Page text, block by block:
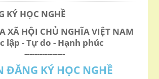
KÝ HỌC NGHỀ
XÃ HỘI CHỦ NGHĨA VIỆT NAM
lập - Tự do - Hạnh phúc
----------------
ĐĂNG KÝ HỌC NGHỀ